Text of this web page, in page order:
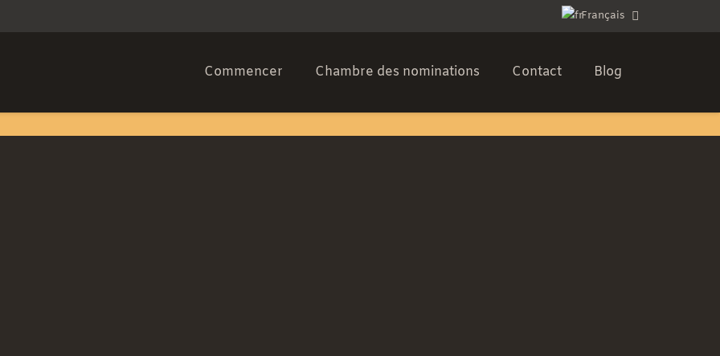
Français
Commencer Chambre des nominations Contact Blog